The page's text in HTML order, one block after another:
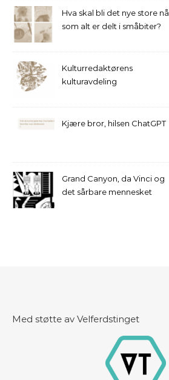
Hva skal bli det nye store nå
som alt er delt i småbiter?
Kulturredaktørens
kulturavdeling
Kjære bror, hilsen ChatGPT
Grand Canyon, da Vinci og
det sårbare mennesket
Med støtte av Velferdstinget